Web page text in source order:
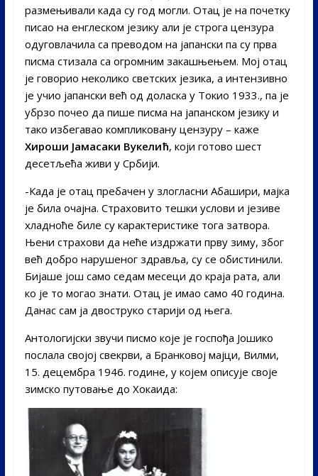
размењивали када су год могли. Отац је на почетку
писао на енглеском језику али је строга цензура
одуговлачила са преводом на jапански па су прва
писма стизала са огромним закашњењем. Мој отац
је говориo неколико светских језика, а интензивно
је учио јапански већ од доласка у Токио 1933., па је
убрзо почео да пише писма на јапанском језику и
тако избегавао компликовану цензуру – каже
Хироши Јамасаки Вукелић, који готово шест
десетљећа живи у Србији.
-Када је отац пребачен у злогласни Абашири, мајка
је била очајна. Страховито тешки услови и језиве
хладноће биле су карактеристике тога затвора.
Њени страхови да неће издржати прву зиму, због
већ добро нарушеног здравља, су се обистинили.
Бијаше још само седам месеци до краја рата, али
ко је то могао знати. Отац је имао само 40 годинa.
Данас сам ја двоструко старији од њега.
Антологијски звучи писмо које је госпођа Јошико
послала својој свекрви, а Бранковој мајци, Вилми,
15. децембра 1946. године, у којем описује своје
зимско путовање до Хокаида: